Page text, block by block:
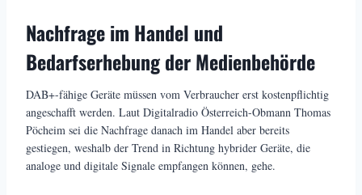
Nachfrage im Handel und
Bedarfserhebung der Medienbehörde
DAB+-fähige Geräte müssen vom Verbraucher erst kostenpflichtig
angeschafft werden. Laut Digitalradio Österreich-Obmann Thomas
Pöcheim sei die Nachfrage danach im Handel aber bereits
gestiegen, weshalb der Trend in Richtung hybrider Geräte, die
analoge und digitale Signale empfangen können, gehe.